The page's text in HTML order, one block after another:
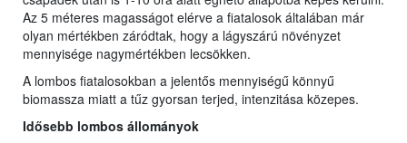
Az 5 méteres magasságot elérve a fiatalosok általában már
olyan mértékben záródtak, hogy a lágyszárú növényzet
mennyisége nagymértékben lecsökken.
A lombos fiatalosokban a jelentős mennyiségű könnyű
biomassza miatt a tűz gyorsan terjed, intenzitása közepes.
Idősebb lombos állományok